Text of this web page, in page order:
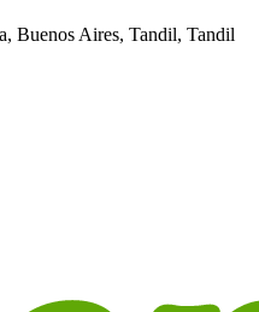
Buenos Aires, Tandil, Tandil